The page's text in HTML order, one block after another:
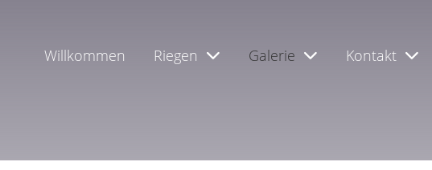
Willkommen Riegen Galerie Kontakt